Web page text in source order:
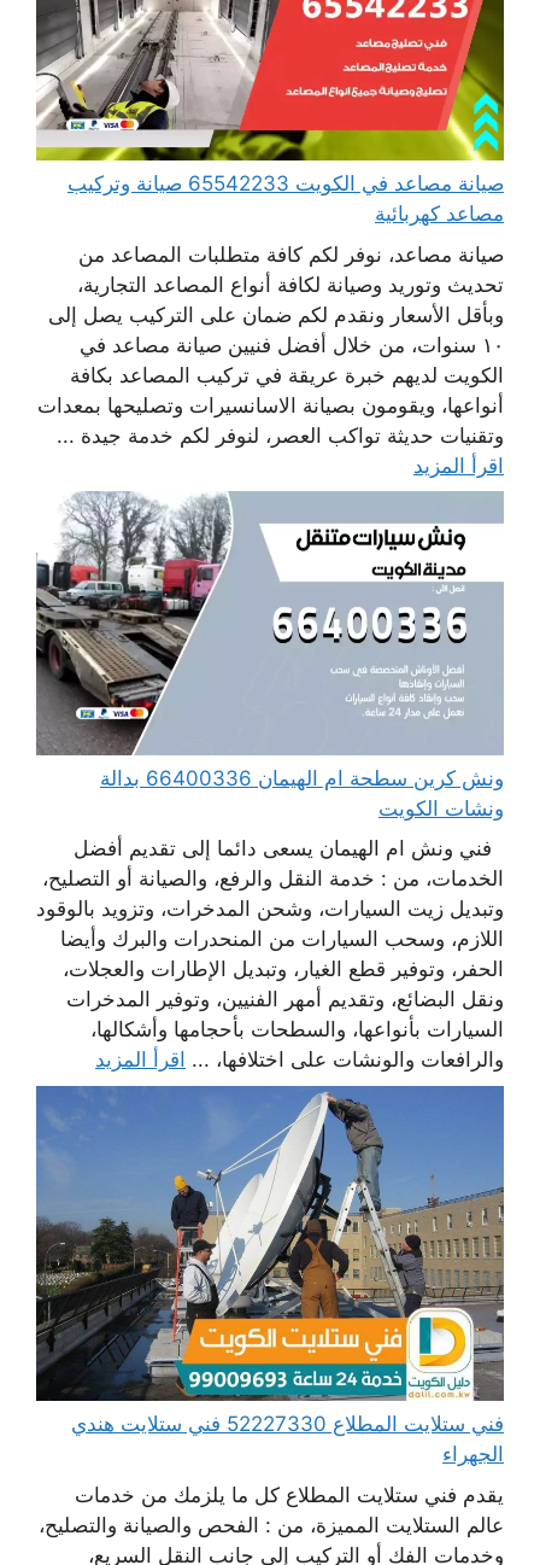
صيانة مصاعد في الكويت 65542233 صيانة وتركيب
مصاعد كهربائية
صيانة مصاعد، نوفر لكم كافة متطلبات المصاعد من
تحديث وتوريد وصيانة لكافة أنواع المصاعد التجارية،
وبأقل الأسعار ونقدم لكم ضمان على التركيب يصل إلى
١٠ سنوات، من خلال أفضل فنيين صيانة مصاعد في
الكويت لديهم خبرة عريقة في تركيب المصاعد بكافة
أنواعها، ويقومون بصيانة الاسانسيرات وتصليحها بمعدات
وتقنيات حديثة تواكب العصر، لنوفر لكم خدمة جيدة ...
اقرأ المزيد
ونش كرين سطحة ام الهيمان 66400336 بدالة
ونشات الكويت
فني ونش ام الهيمان يسعى دائما إلى تقديم أفضل
الخدمات، من : خدمة النقل والرفع، والصيانة أو التصليح،
وتبديل زيت السيارات، وشحن المدخرات، وتزويد بالوقود
اللازم، وسحب السيارات من المنحدرات والبرك وأيضا
الحفر، وتوفير قطع الغيار، وتبديل الإطارات والعجلات،
ونقل البضائع، وتقديم أمهر الفنيين، وتوفير المدخرات
السيارات بأنواعها، والسطحات بأحجامها وأشكالها،
والرافعات والونشات على اختلافها، ... اقرأ المزيد
فني ستلايت المطلاع 52227330 فني ستلايت هندي
الجهراء
يقدم فني ستلايت المطلاع كل ما يلزمك من خدمات
عالم الستلايت المميزة، من : الفحص والصيانة والتصليح،
وخدمات الفك أو التركيب إلى جانب النقل السريع،